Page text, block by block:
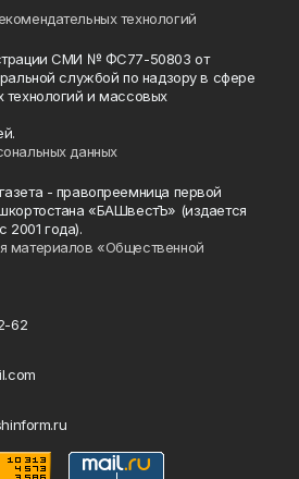
технологий
СМИ № ФС77-50803 от
службой по надзору в сфере
технологий и массовых
данных
- правопреемница первой
«БАШвестЪ» (издается
года).
материалов «Общественной
62